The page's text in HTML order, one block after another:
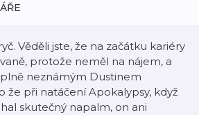
Věděli jste, že na začátku kariéry
protože neměl na nájem, a
neznámým Dustinem
že při natáčení Apokalypsy, když
skutečný napalm, on ani